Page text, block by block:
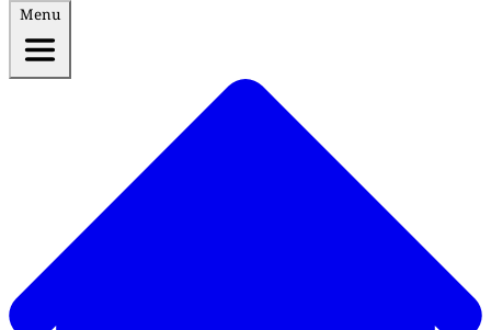
Menu